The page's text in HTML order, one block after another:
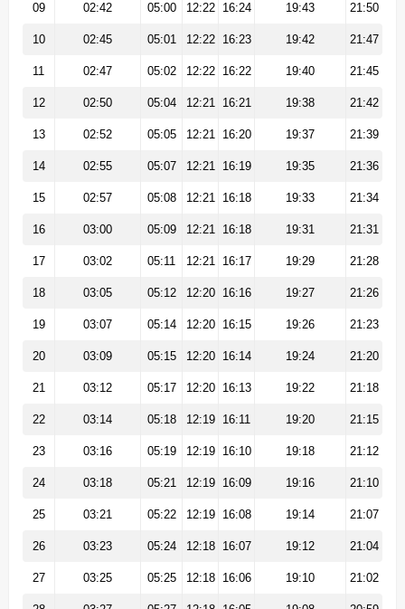
09 02:42 05:00 12:22 16:24 19:43 21:50
10 02:45 05:01 12:22 16:23 19:42 21:47
11 02:47 05:02 12:22 16:22 19:40 21:45
12 02:50 05:04 12:21 16:21 19:38 21:42
13 02:52 05:05 12:21 16:20 19:37 21:39
14 02:55 05:07 12:21 16:19 19:35 21:36
15 02:57 05:08 12:21 16:18 19:33 21:34
16 03:00 05:09 12:21 16:18 19:31 21:31
17 03:02 05:11 12:21 16:17 19:29 21:28
18 03:05 05:12 12:20 16:16 19:27 21:26
19 03:07 05:14 12:20 16:15 19:26 21:23
20 03:09 05:15 12:20 16:14 19:24 21:20
21 03:12 05:17 12:20 16:13 19:22 21:18
22 03:14 05:18 12:19 16:11 19:20 21:15
23 03:16 05:19 12:19 16:10 19:18 21:12
24 03:18 05:21 12:19 16:09 19:16 21:10
25 03:21 05:22 12:19 16:08 19:14 21:07
26 03:23 05:24 12:18 16:07 19:12 21:04
27 03:25 05:25 12:18 16:06 19:10 21:02